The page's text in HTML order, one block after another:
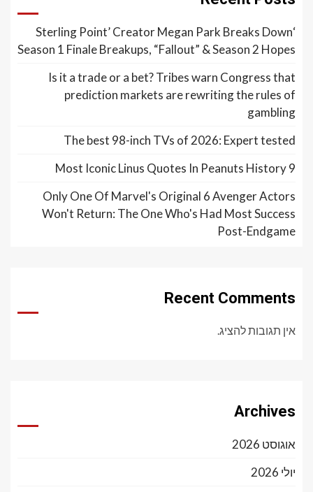
‘Sterling Point’ Creator Megan Park Breaks Down
Season 1 Finale Breakups, “Fallout” & Season 2 Hopes
Is it a trade or a bet? Tribes warn Congress that
prediction markets are rewriting the rules of
gambling
The best 98-inch TVs of 2026: Expert tested
9 Most Iconic Linus Quotes In Peanuts History
Only One Of Marvel's Original 6 Avenger Actors
Won't Return: The One Who's Had Most Success
Post-Endgame
Recent Comments
אין תגובות להציג.
Archives
אוגוסט 2026
יולי 2026